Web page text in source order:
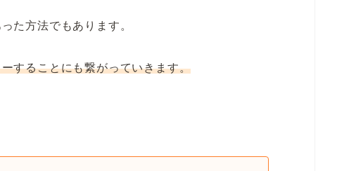
た方法でもあります。
することにも繋がっていきます。